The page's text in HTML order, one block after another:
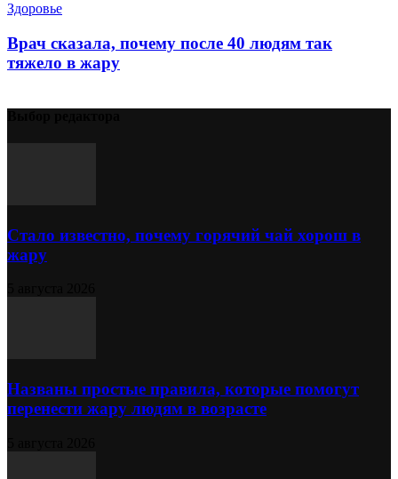
Здоровье
Врач сказала, почему после 40 людям так
тяжело в жару
Стало известно, почему горячий чай хорош в
жару
Названы простые правила, которые помогут
перенести жару людям в возрасте